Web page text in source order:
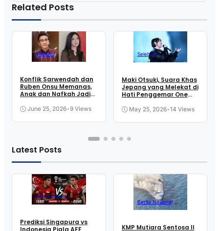
Related Posts
Selebriti
Konflik Sarwendah dan
Ruben Onsu Memanas,
Anak dan Nafkah Jadi
June 25, 2026•9 Views
Selebriti
Maki Otsuki, Suara Khas
Jepang yang Melekat di
Hati Penggemar One
May 25, 2026•14 Views
Latest Posts
Bolatainment
Prediksi Singapura vs
Indonesia Piala AFF
Berita Nasional
KMP Mutiara Sentosa II